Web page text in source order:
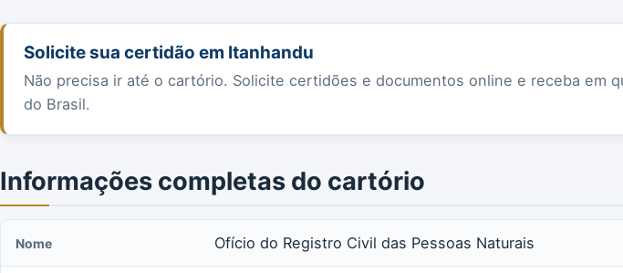
Solicite sua certidão em Itanhandu
Não precisa ir até o cartório. Solicite certidões e documentos online e receba em
do Brasil.
Informações completas do cartório
Nome Ofício do Registro Civil das Pessoas Naturais